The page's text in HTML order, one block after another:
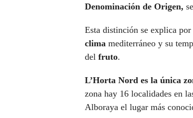
Denominación de Origen,
Esta distinción se explica por
clima mediterráneo y su
del fruto.
L’Horta Nord es la única
zona hay 16 localidades en
Alboraya el lugar más